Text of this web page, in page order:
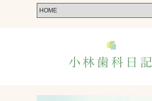
小林歯科日記